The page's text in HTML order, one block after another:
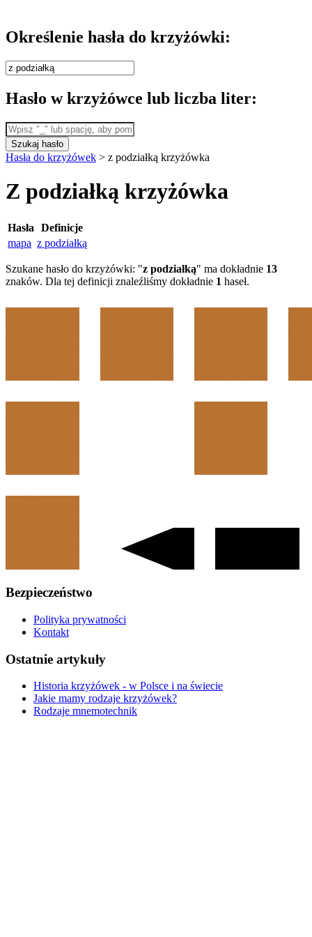
Określenie hasła do krzyżówki:
Hasło w krzyżówce lub liczba liter:
Szukaj hasło
Hasła do krzyżówek > z podziałką krzyżówka
Z podziałką krzyżówka
Hasła
Definicje
mapa z podziałką
Szukane hasło do krzyżówki: "z podziałką" ma dokładnie 13
znaków. Dla tej definicji znaleźliśmy dokładnie 1 haseł.
Bezpieczeństwo
Polityka prywatności
Kontakt
Ostatnie artykuły
Historia krzyżówek - w Polsce i na świecie
Jakie mamy rodzaje krzyżówek?
Rodzaje mnemotechnik